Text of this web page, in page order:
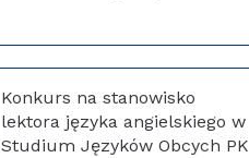
Konkurs na stanowisko
lektora języka angielskiego w
Studium Języków Obcych PK